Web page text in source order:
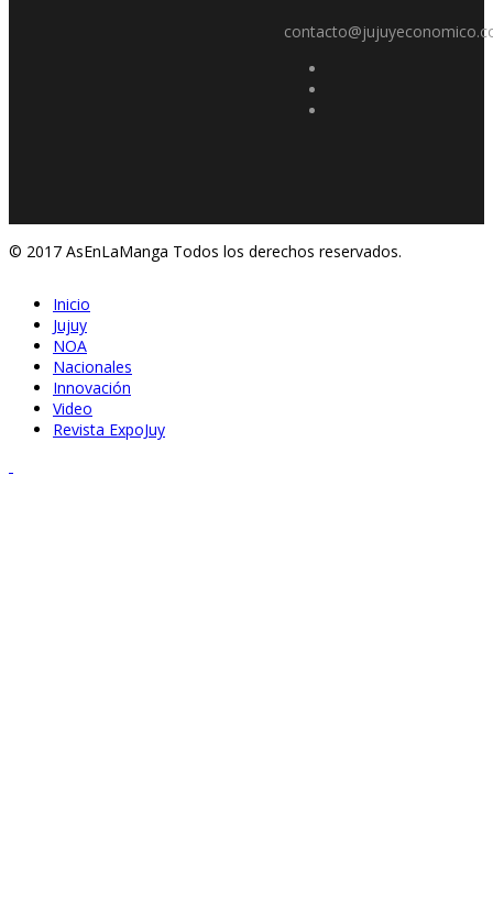
© 2017 AsEnLaManga Todos los derechos reservados.
Inicio
Jujuy
NOA
Nacionales
Innovación
Video
Revista ExpoJuy